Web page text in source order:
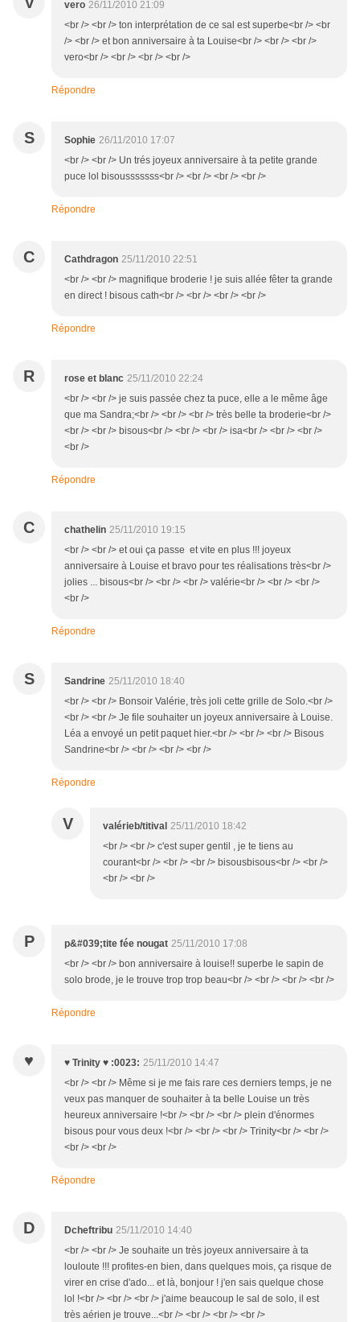
vero 26/11/2010 21:09
<br /> <br /> ton interprétation de ce sal est superbe<br /> <br
/> <br /> et bon anniversaire à ta Louise<br /> <br /> <br />
vero<br /> <br /> <br /> <br />
Répondre
S Sophie 26/11/2010 17:07
<br /> <br /> Un trés joyeux anniversaire à ta petite grande
puce lol bisousssssss<br /> <br /> <br /> <br />
Répondre
C Cathdragon 25/11/2010 22:51
<br /> <br /> magnifique broderie ! je suis allée fêter ta grande
en direct ! bisous cath<br /> <br /> <br /> <br />
Répondre
R rose et blanc 25/11/2010 22:24
<br /> <br /> je suis passée chez ta puce, elle a le même âge
que ma Sandra;<br /> <br /> <br /> très belle ta broderie<br />
<br /> <br /> bisous<br /> <br /> <br /> isa<br /> <br /> <br />
<br />
Répondre
C chathelin 25/11/2010 19:15
<br /> <br /> et oui ça passe et vite en plus !!! joyeux
anniversaire à Louise et bravo pour tes réalisations très<br />
jolies ... bisous<br /> <br /> <br /> valérie<br /> <br /> <br />
<br />
Répondre
S Sandrine 25/11/2010 18:40
<br /> <br /> Bonsoir Valérie, très joli cette grille de Solo.<br />
<br /> <br /> Je file souhaiter un joyeux anniversaire à Louise.
Léa a envoyé un petit paquet hier.<br /> <br /> <br /> Bisous
Sandrine<br /> <br /> <br /> <br />
Répondre
V valérieb/titival 25/11/2010 18:42
<br /> <br /> c'est super gentil , je te tiens au
courant<br /> <br /> <br /> bisousbisous<br /> <br />
<br /> <br />
P p&#039;tite fée nougat 25/11/2010 17:08
<br /> <br /> bon anniversaire à louise!! superbe le sapin de
solo brode, je le trouve trop trop beau<br /> <br /> <br /> <br />
Répondre
♥ ♥ Trinity ♥ :0023: 25/11/2010 14:47
<br /> <br /> Même si je me fais rare ces derniers temps, je ne
veux pas manquer de souhaiter à ta belle Louise un très
heureux anniversaire !<br /> <br /> <br /> plein d'énormes
bisous pour vous deux !<br /> <br /> <br /> Trinity<br /> <br />
<br /> <br />
Répondre
D Dcheftribu 25/11/2010 14:40
<br /> <br /> Je souhaite un très joyeux anniversaire à ta
louloute !!! profites-en bien, dans quelques mois, ça risque de
virer en crise d'ado... et là, bonjour ! j'en sais quelque chose
lol !<br /> <br /> <br /> j'aime beaucoup le sal de solo, il est
très aérien je trouve...<br /> <br /> <br /> <br />